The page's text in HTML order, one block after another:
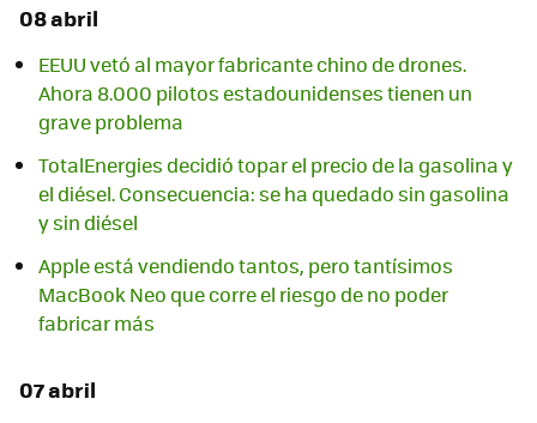
08 abril
EEUU vetó al mayor fabricante chino de drones.
Ahora 8.000 pilotos estadounidenses tienen un
grave problema
TotalEnergies decidió topar el precio de la gasolina y
el diésel. Consecuencia: se ha quedado sin gasolina
y sin diésel
Apple está vendiendo tantos, pero tantísimos
MacBook Neo que corre el riesgo de no poder
fabricar más
07 abril